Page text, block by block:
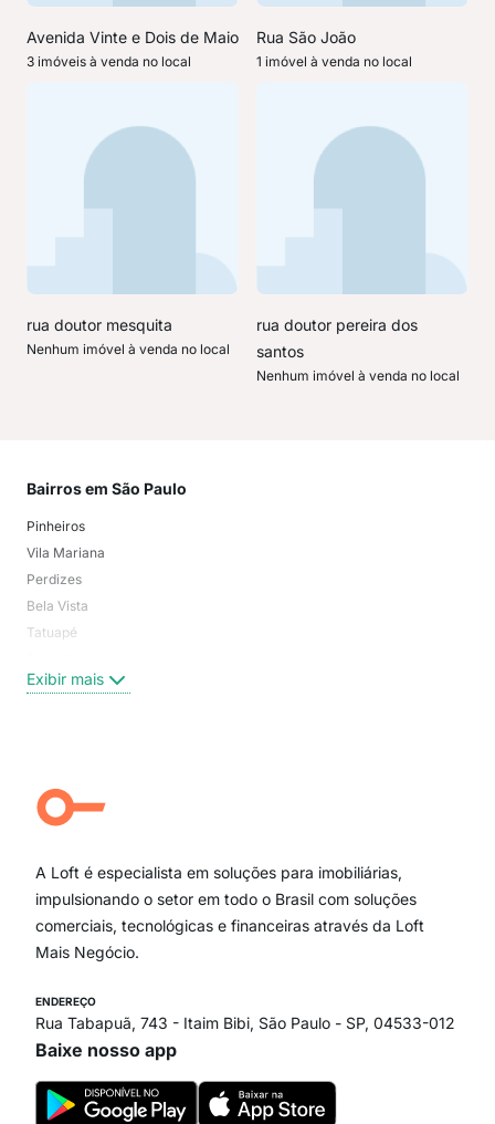
Avenida Vinte e Dois de Maio
3 imóveis à venda no local
Rua São João
1 imóvel à venda no local
rua doutor mesquita
Nenhum imóvel à venda no local
rua doutor pereira dos
santos
Nenhum imóvel à venda no local
Bairros em São Paulo
Pinheiros
Vila Mariana
Perdizes
Bela Vista
Tatuapé
Centro
Campo Belo
Ipiranga
Paraíso
Itaim Bibi
Exibir mais
A Loft é especialista em soluções para imobiliárias,
impulsionando o setor em todo o Brasil com soluções
comerciais, tecnológicas e financeiras através da Loft
Mais Negócio.
ENDEREÇO
Rua Tabapuã, 743 - Itaim Bibi, São Paulo - SP, 04533-012
Baixe nosso app